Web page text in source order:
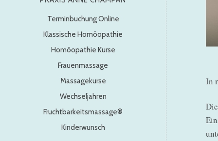
Terminbuchung Online
Klassische Homöopathie
Homöopathie Kurse
Frauenmassage
Massagekurse
Wechseljahren
Fruchtbarkeitsmassage®
Kinderwunsch
In